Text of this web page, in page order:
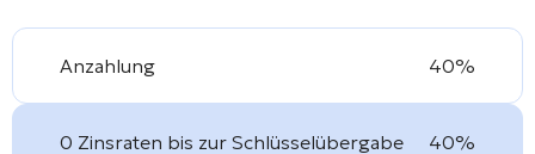
Anzahlung 40%
0 Zinsraten bis zur Schlüsselübergabe 40%